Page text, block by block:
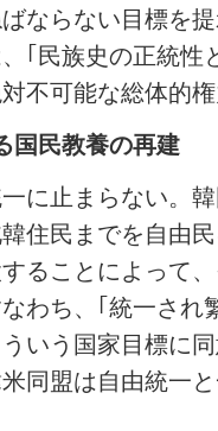
ならない目標を
｢民族史の正統性
不可能な総体的
国民教養の再建
に止まらない。
住民までを自由
ることによって
わち、｢統一され
いう国家目標に
同盟は自由統一